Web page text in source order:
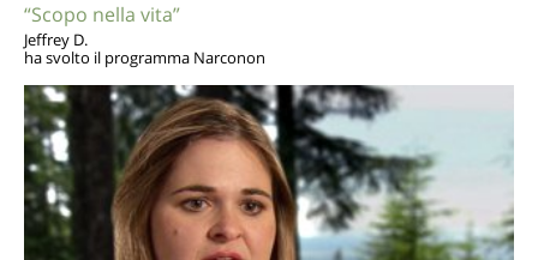
“Scopo nella vita”
Jeffrey D.
ha svolto il programma Narconon